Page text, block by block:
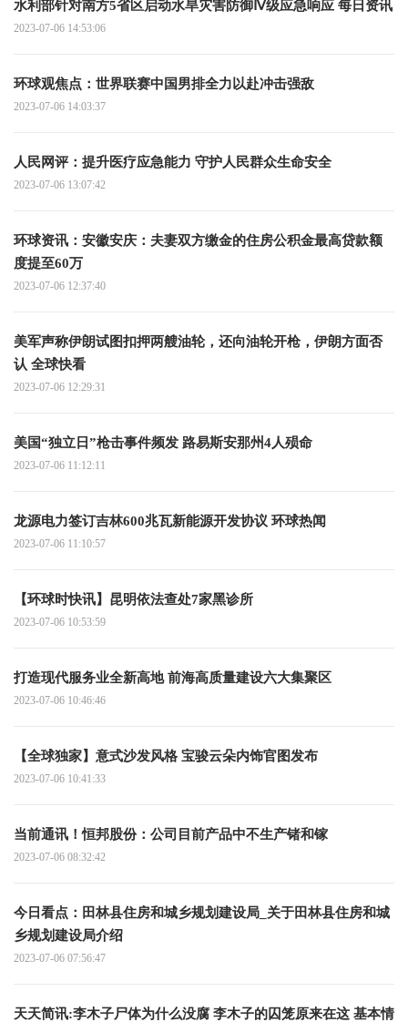
水利部针对南方5省区启动水旱灾害防御Ⅳ级应急响应 每日资讯
2023-07-06 14:53:06
环球观焦点：世界联赛中国男排全力以赴冲击强敌
2023-07-06 14:03:37
人民网评：提升医疗应急能力 守护人民群众生命安全
2023-07-06 13:07:42
环球资讯：安徽安庆：夫妻双方缴金的住房公积金最高贷款额
度提至60万
2023-07-06 12:37:40
美军声称伊朗试图扣押两艘油轮，还向油轮开枪，伊朗方面否
认 全球快看
2023-07-06 12:29:31
美国“独立日”枪击事件频发 路易斯安那州4人殒命
2023-07-06 11:12:11
龙源电力签订吉林600兆瓦新能源开发协议 环球热闻
2023-07-06 11:10:57
【环球时快讯】昆明依法查处7家黑诊所
2023-07-06 10:53:59
打造现代服务业全新高地 前海高质量建设六大集聚区
2023-07-06 10:46:46
【全球独家】意式沙发风格 宝骏云朵内饰官图发布
2023-07-06 10:41:33
当前通讯！恒邦股份：公司目前产品中不生产锗和镓
2023-07-06 08:32:42
今日看点：田林县住房和城乡规划建设局_关于田林县住房和城
乡规划建设局介绍
2023-07-06 07:56:47
天天简讯:李木子尸体为什么没腐 李木子的囚笼原来在这 基本情